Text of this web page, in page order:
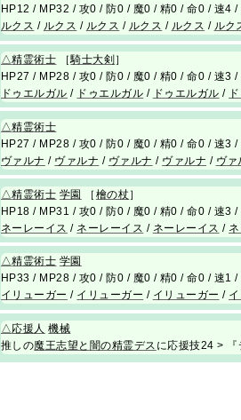
HP12 / MP32 / 攻0 / 防0 / 魔0 / 精0 / 命0 / 速4 /
ルクス / ルクス / ルクス / ルクス / ルクス / ルク
△精霊術士 ［騎士大剣 ］
HP27 / MP28 / 攻0 / 防0 / 魔0 / 精0 / 命0 / 速3 /
ドゥエルガル / ドゥエルガル / ドゥエルガル /
△精霊術士
HP27 / MP28 / 攻0 / 防0 / 魔0 / 精0 / 命0 / 速3 /
ヴァルナ / ヴァルナ / ヴァルナ / ヴァルナ / ヴァ
△精霊術士 学園 ［ 檜の杖 ］
HP18 / MP31 / 攻0 / 防0 / 魔0 / 精0 / 命0 / 速3 /
ネーレーイス / ネーレーイス / ネーレーイス /
△精霊術士 学園
HP33 / MP28 / 攻0 / 防0 / 魔0 / 精0 / 命0 / 速1 /
イリューガー / イリューガー / イリューガー /
△応援人 機械
推しの魔王志望と闇の精霊デス に応援技24 >